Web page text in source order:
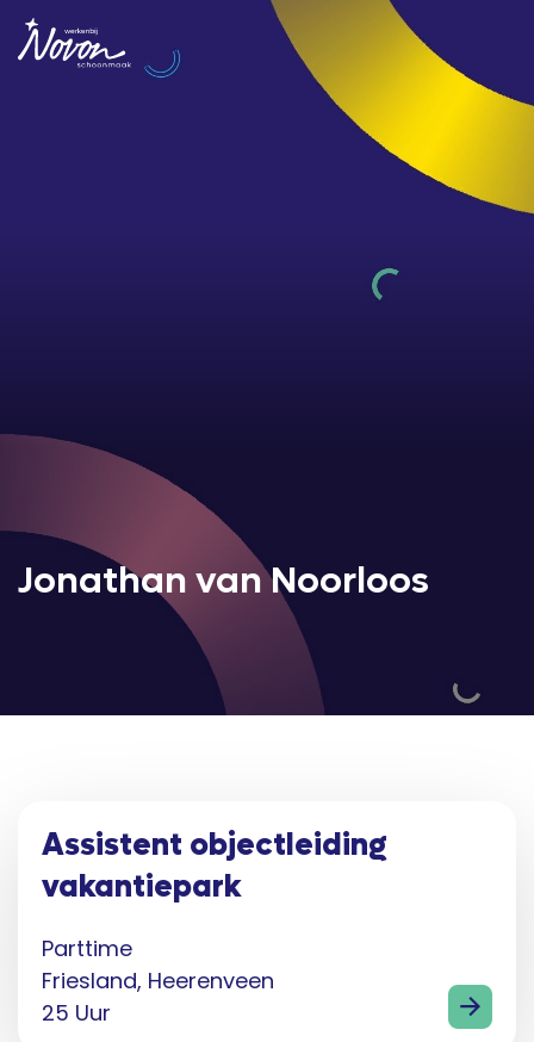
Jonathan van Noorloos
Assistent objectleiding
vakantiepark
Parttime
Friesland, Heerenveen
25 Uur